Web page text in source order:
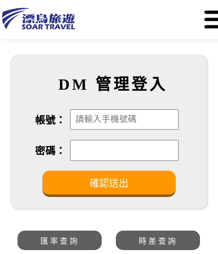
DM 管理登入
帳號：
密碼：
匯率查詢 時差查詢